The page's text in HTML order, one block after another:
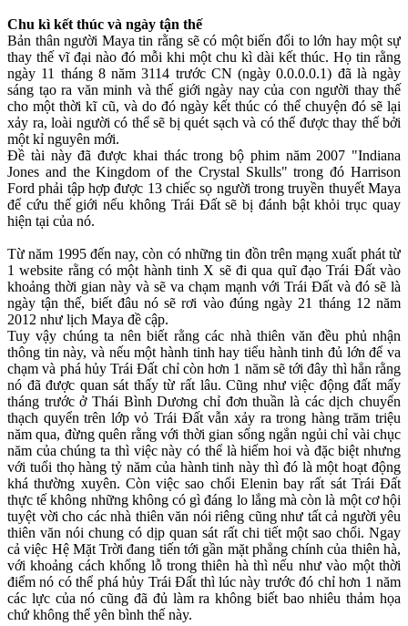
Chu kì kết thúc và ngày tận thế
Bản thân người Maya tin rằng sẽ có một biến đổi to lớn hay một sự
thay thế vĩ đại nào đó mỗi khi một chu kì dài kết thúc. Họ tin rằng
ngày 11 tháng 8 năm 3114 trước CN (ngày 0.0.0.0.1) đã là ngày
sáng tạo ra văn minh và thế giới ngày nay của con người thay thế
cho một thời kĩ cũ, và do đó ngày kết thúc có thể chuyện đó sẽ lại
xảy ra, loài người có thể sẽ bị quét sạch và có thể được thay thế bởi
một kỉ nguyên mới.
Đề tài này đã được khai thác trong bộ phim năm 2007 "Indiana
Jones and the Kingdom of the Crystal Skulls" trong đó Harrison
Ford phải tập hợp được 13 chiếc sọ người trong truyền thuyết Maya
để cứu thế giới nếu không Trái Đất sẽ bị đánh bật khỏi trục quay
hiện tại của nó.
Từ năm 1995 đến nay, còn có những tin đồn trên mạng xuất phát từ
1 website rằng có một hành tinh X sẽ đi qua quĩ đạo Trái Đất vào
khoảng thời gian này và sẽ va chạm mạnh với Trái Đất và đó sẽ là
ngày tận thế, biết đâu nó sẽ rơi vào đúng ngày 21 tháng 12 năm
2012 như lịch Maya đề cập.
Tuy vậy chúng ta nên biết rằng các nhà thiên văn đều phủ nhận
thông tin này, và nếu một hành tinh hay tiểu hành tinh đủ lớn để va
chạm và phá hủy Trái Đất chỉ còn hơn 1 năm sẽ tới đây thì hẳn rằng
nó đã được quan sát thấy từ rất lâu. Cũng như việc động đất mấy
tháng trước ở Thái Bình Dương chỉ đơn thuần là các dịch chuyển
thạch quyển trên lớp vỏ Trái Đất vẫn xảy ra trong hàng trăm triệu
năm qua, đừng quên rằng với thời gian sống ngắn ngủi chỉ vài chục
năm của chúng ta thì việc này có thể là hiếm hoi và đặc biệt nhưng
với tuổi thọ hàng tỷ năm của hành tinh này thì đó là một hoạt động
khá thường xuyên. Còn việc sao chổi Elenin bay rất sát Trái Đất
thực tế không những không có gì đáng lo lắng mà còn là một cơ hội
tuyệt vời cho các nhà thiên văn nói riêng cũng như tất cả người yêu
thiên văn nói chung có dịp quan sát rất chi tiết một sao chổi. Ngay
cả việc Hệ Mặt Trời đang tiến tới gần mặt phẳng chính của thiên hà,
với khoảng cách khổng lỗ trong thiên hà thì nếu như vào một thời
điểm nó có thể phá hủy Trái Đất thì lúc này trước đó chỉ hơn 1 năm
các lực của nó cũng đã đủ làm ra không biết bao nhiêu thảm họa
chứ không thể yên bình thế này.